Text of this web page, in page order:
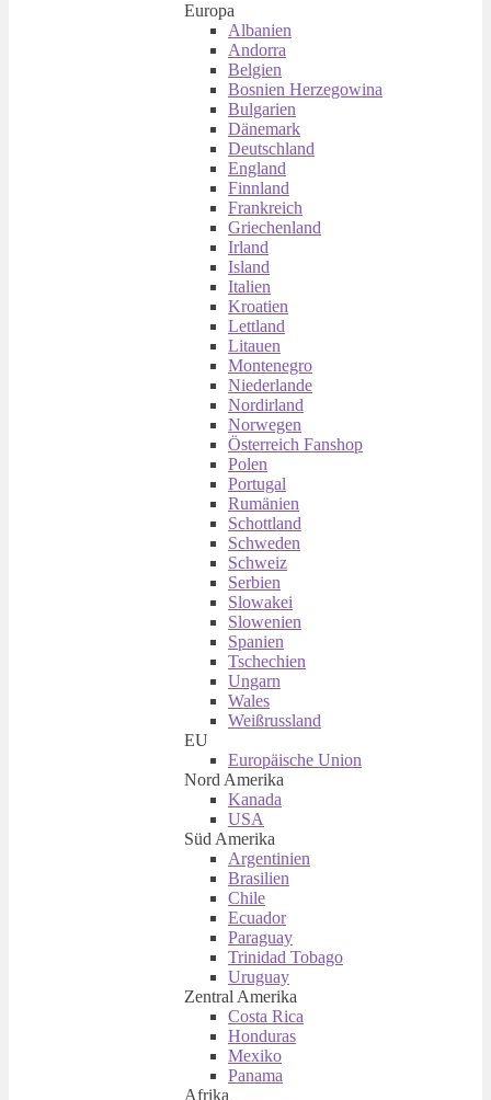
Europa
Albanien
Andorra
Belgien
Bosnien Herzegowina
Bulgarien
Dänemark
Deutschland
England
Finnland
Frankreich
Griechenland
Irland
Island
Italien
Kroatien
Lettland
Litauen
Montenegro
Niederlande
Nordirland
Norwegen
Österreich Fanshop
Polen
Portugal
Rumänien
Schottland
Schweden
Schweiz
Serbien
Slowakei
Slowenien
Spanien
Tschechien
Ungarn
Wales
Weißrussland
EU
Europäische Union
Nord Amerika
Kanada
USA
Süd Amerika
Argentinien
Brasilien
Chile
Ecuador
Paraguay
Trinidad Tobago
Uruguay
Zentral Amerika
Costa Rica
Honduras
Mexiko
Panama
Afrika